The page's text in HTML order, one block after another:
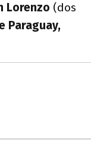
Lorenzo (dos
Paraguay,